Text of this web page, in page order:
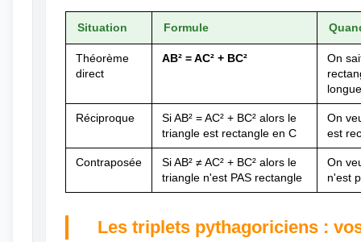
Situation Formule
Théorème
direct
AB² = AC² + BC²
On
Réciproque
Si AB² = AC² + BC² alors le
triangle est rectangle en C
On
est
Contraposée
Si AB² ≠ AC² + BC² alors le
triangle n'est PAS rectangle
On
n'est
Les triplets pythagoriciens :